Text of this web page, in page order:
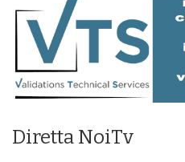
Diretta NoiTv